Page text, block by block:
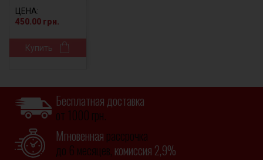
ЦЕНА:
450.00 грн.
Купить
Бесплатная доставка
от 1000 грн.
Мгновенная рассрочка
до 6 месяцев, комиссия 2,9%